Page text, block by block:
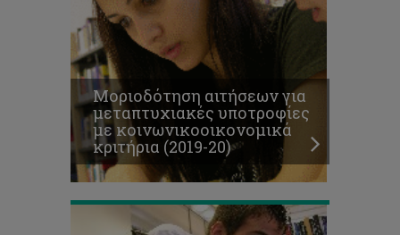
Μοριοδότηση αιτήσεων για
μεταπτυχιακές υποτροφίες
με κοινωνικοοικονομικά
κριτήρια (2019-20)
Μοριοδότηση
αιτήσεων
για
οικονομικά
βοηθήματα
Σωματείου
Ευημερίας
Φοιτητών
(2019-
20)